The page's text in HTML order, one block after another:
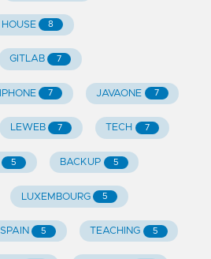
HOUSE 8
GITLAB 7
IPHONE 7 JAVAONE 7
LEWEB 7 TECH 7
5 BACKUP 5
LUXEMBOURG 5
SPAIN 5 TEACHING 5